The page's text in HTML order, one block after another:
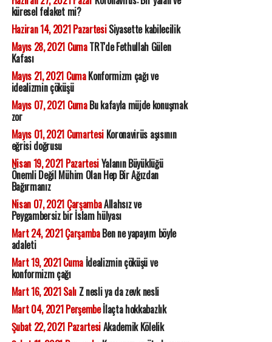
küresel felaket mi?
Haziran 14, 2021 PazartesiSiyasette kabilecilik
Mayıs 28, 2021 CumaTRT'de Fethullah Gülen
Kafası
Mayıs 21, 2021 CumaKonformizm çağı ve
idealizmin çöküşü
Mayıs 07, 2021 CumaBu kafayla müjde konuşmak
zor
Mayıs 01, 2021 CumartesiKoronavirüs aşısının
eğrisi doğrusu
Nisan 19, 2021 PazartesiYalanın Büyüklüğü
Önemli Değil Mühim Olan Hep Bir Ağızdan
Bağırmanız
Nisan 07, 2021 ÇarşambaAllahsız ve
Peygambersiz bir İslam hülyası
Mart 24, 2021 ÇarşambaBen ne yapayım böyle
adaleti
Mart 19, 2021 Cumaİdealizmin çöküşü ve
konformizm çağı
Mart 16, 2021 SalıZ nesli ya da zevk nesli
Mart 04, 2021 Perşembeİlaçta hokkabazlık
Şubat 22, 2021 PazartesiAkademik Kölelik